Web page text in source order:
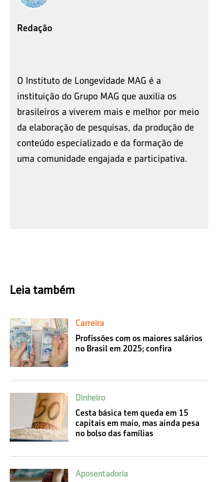
Redação
O Instituto de Longevidade MAG é a
instituição do Grupo MAG que auxilia os
brasileiros a viverem mais e melhor por meio
da elaboração de pesquisas, da produção de
conteúdo especializado e da formação de
uma comunidade engajada e participativa.
Leia também
Carreira
Profissões com os maiores salários
no Brasil em 2025; confira
Dinheiro
Cesta básica tem queda em 15
capitais em maio, mas ainda pesa
no bolso das famílias
Aposentadoria